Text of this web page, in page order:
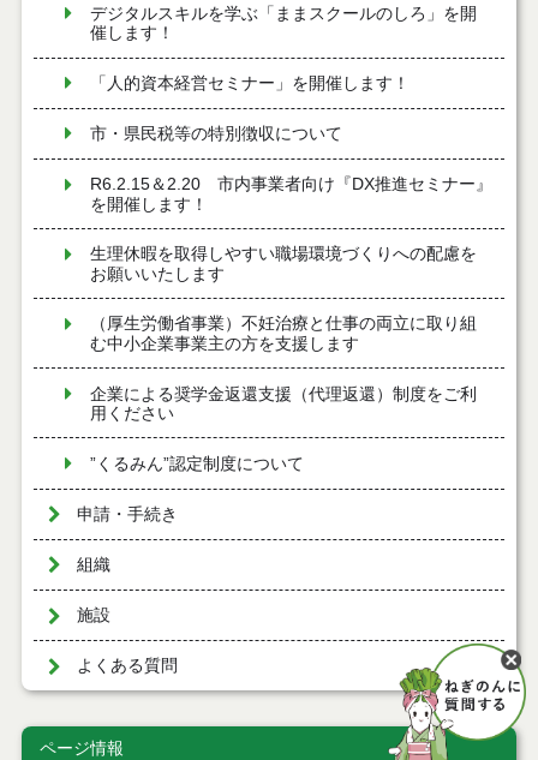
デジタルスキルを学ぶ「ままスクールのしろ」を開
催します！
「人的資本経営セミナー」を開催します！
市・県民税等の特別徴収について
R6.2.15＆2.20 市内事業者向け『DX推進セミナー』
を開催します！
生理休暇を取得しやすい職場環境づくりへの配慮を
お願いいたします
（厚生労働省事業）不妊治療と仕事の両立に取り組
む中小企業事業主の方を支援します
企業による奨学金返還支援（代理返還）制度をご利
用ください
”くるみん”認定制度について
申請・手続き
組織
施設
よくある質問
ページ情報